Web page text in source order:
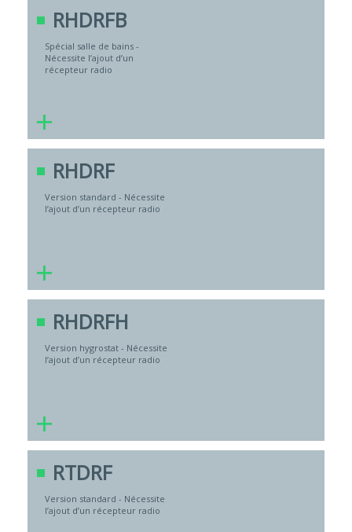
RHDRFB
Spécial salle de bains -
Nécessite l’ajout d’un
récepteur radio
+
RHDRF
Version standard - Nécessite
l’ajout d’un récepteur radio
+
RHDRFH
Version hygrostat - Nécessite
l’ajout d’un récepteur radio
+
RTDRF
Version standard - Nécessite
l’ajout d’un récepteur radio